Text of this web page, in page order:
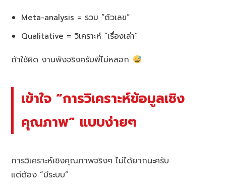
Meta-analysis = รวม “ตัวเลข”
Qualitative = วิเคราะห์ “เรื่องเล่า”
ถ้าใช้ผิด งานพังจริงครับพี่ไม่หลอก
เข้าใจ “การวิเคราะห์ข้อมูลเชิง
คุณภาพ” แบบง่ายๆ
การวิเคราะห์เชิงคุณภาพจริงๆ ไม่ได้ยากนะครับ
แต่ต้อง “มีระบบ”